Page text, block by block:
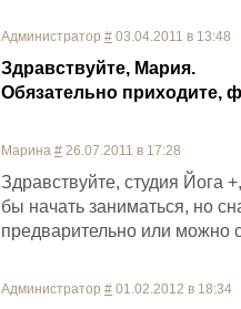
Администратор # 03.04.2011 в 13:48
Здравствуйте, Мария.
Обязательно приходите,
Марина # 26.07.2011 в 17:28
Здравствуйте, студия Йога
бы начать заниматься, но
предварительно или можно
Администратор # 01.02.2012 в 18:34